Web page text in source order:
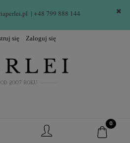
| +48 799 888 144
się Zaloguj się